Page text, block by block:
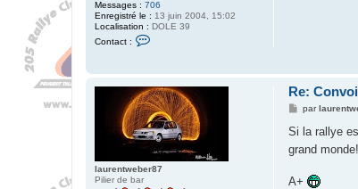
Messages : 706
Enregistré le : 13 juin 2004, 15:02
Localisation : DOLE 39
Contact :
c
t
e
r
A
u
r
o
r
laurentweber87
Pilier de bar
Re:
M
s
a
par
Si la rallye
grand
A+